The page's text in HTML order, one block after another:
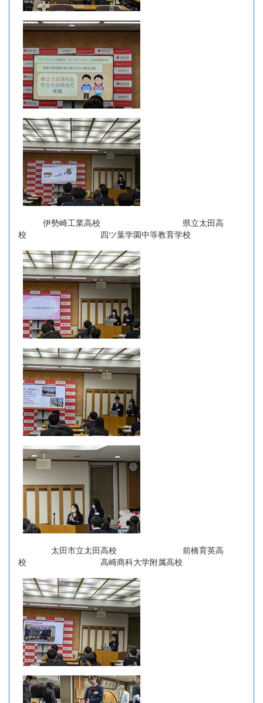
伊勢崎工業高校 県立太田高
校 四ツ葉学園中等教育学校
太田市立太田高校 前橋育英高
校 高崎商科大学附属高校